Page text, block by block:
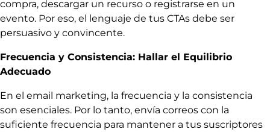
compra, descargar un recurso o registrarse en un
evento. Por eso, el lenguaje de tus CTAs debe ser
persuasivo y convincente.
Frecuencia y Consistencia: Hallar el Equilibrio
Adecuado
En el email marketing, la frecuencia y la consistencia
son esenciales. Por lo tanto, envía correos con la
suficiente frecuencia para mantener a tus suscriptores